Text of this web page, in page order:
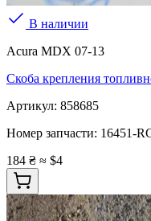
В наличии
Acura MDX 07-13
Скоба крепления
Артикул: 858685
Номер запчасти: 16451-
184 ₴ ≈ $4